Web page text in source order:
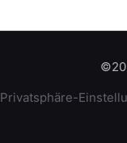
Privatsphäre-